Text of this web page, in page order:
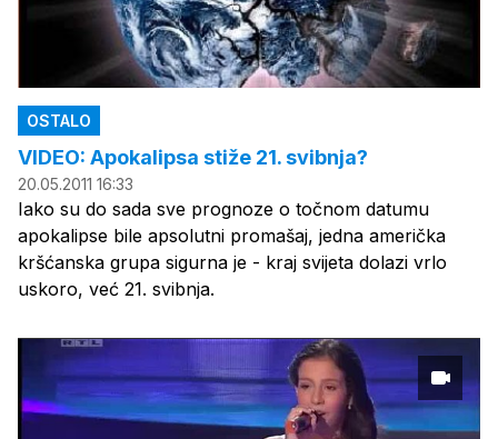
OSTALO
VIDEO: Apokalipsa stiže 21. svibnja?
20.05.2011 16:33
Iako su do sada sve prognoze o točnom datumu
apokalipse bile apsolutni promašaj, jedna američka
kršćanska grupa sigurna je - kraj svijeta dolazi vrlo
uskoro, već 21. svibnja.